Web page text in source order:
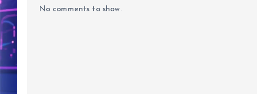
No comments to show.